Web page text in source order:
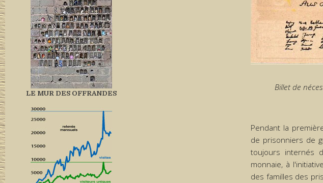
LE MUR DES OFFRANDES
Billet de
Pendant la
de prisonniers de
toujours internés
monnaie, à
des familles des